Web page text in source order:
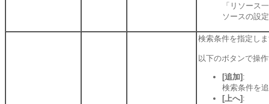
「リソース
ソースの設
検索条件を指定し
以下のボタンで操
[追加] :
検索条件を
[上へ] :